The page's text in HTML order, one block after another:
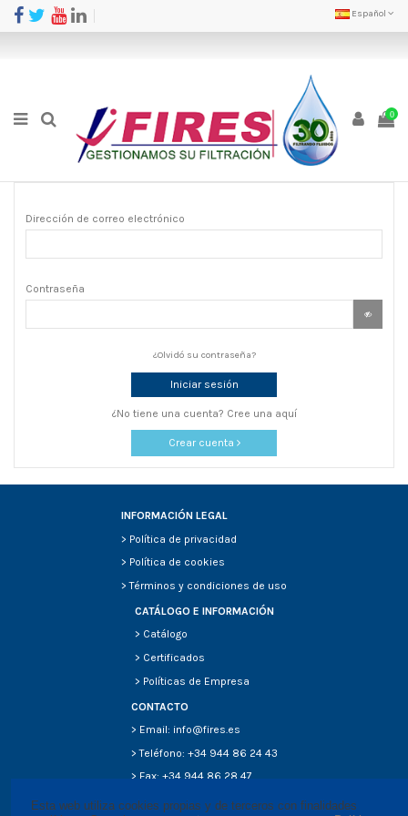
Español
0
Dirección de correo electrónico
Contraseña
¿Olvidó su contraseña?
Iniciar sesión
¿No tiene una cuenta? Cree una aquí
Crear cuenta
INFORMACIÓN LEGAL
> Política de privacidad
> Política de cookies
>Términos y condiciones de uso
CATÁLOGO E INFORMACIÓN
> Catálogo
> Certificados
> Políticas de Empresa
CONTACTO
> Email: info@fires.es
> Teléfono: +34 944 86 24 43
> Fax: +34 944 86 28 47
Esta web utiliza cookies propias y de terceros con finalidades